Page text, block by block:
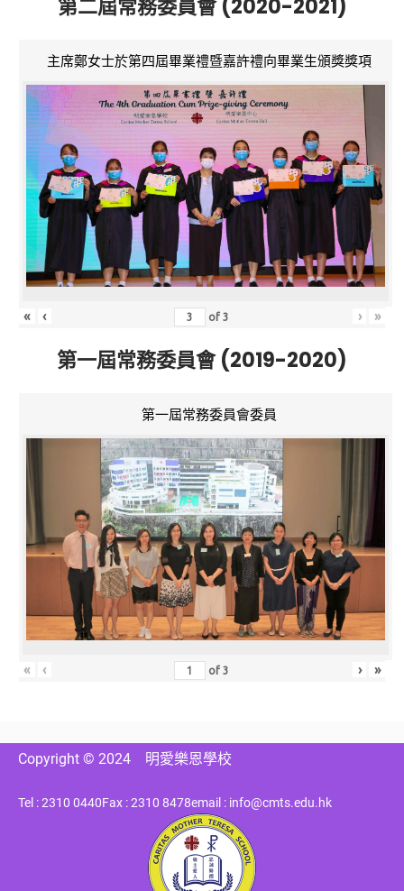
第二屆常務委員會 (2020-2021)
主席鄭女士於第四屆畢業禮暨嘉許禮向畢業生頒獎獎項
« ‹ of3 › »
第一屆常務委員會 (2019-2020)
第一屆常務委員會委員
« ‹ of3 › »
Copyright © 2024 明愛樂恩學校
Tel : 2310 0440Fax : 2310 8478email : info@cmts.edu.hk